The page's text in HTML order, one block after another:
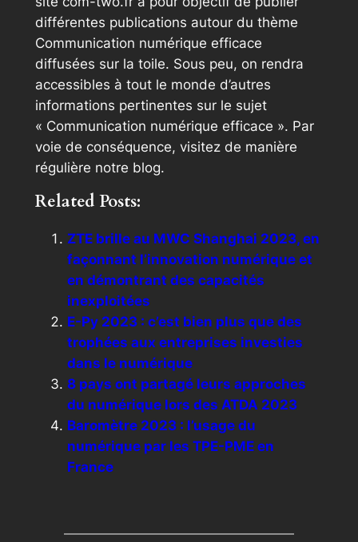
différentes publications autour du thème
Communication numérique efficace
diffusées sur la toile. Sous peu, on rendra
accessibles à tout le monde d’autres
informations pertinentes sur le sujet
« Communication numérique efficace ». Par
voie de conséquence, visitez de manière
régulière notre blog.
Related Posts:
ZTE brille au MWC Shanghai 2023, en
façonnant l’innovation numérique et
en démontrant des capacités
inexploitées
E-Py 2023 : c’est bien plus que des
trophées aux entreprises investies
dans le numérique
8 pays ont partagé leurs approches
du numérique lors des ATDA 2023
Baromètre 2023 : l’usage du
numérique par les TPE-PME en
France